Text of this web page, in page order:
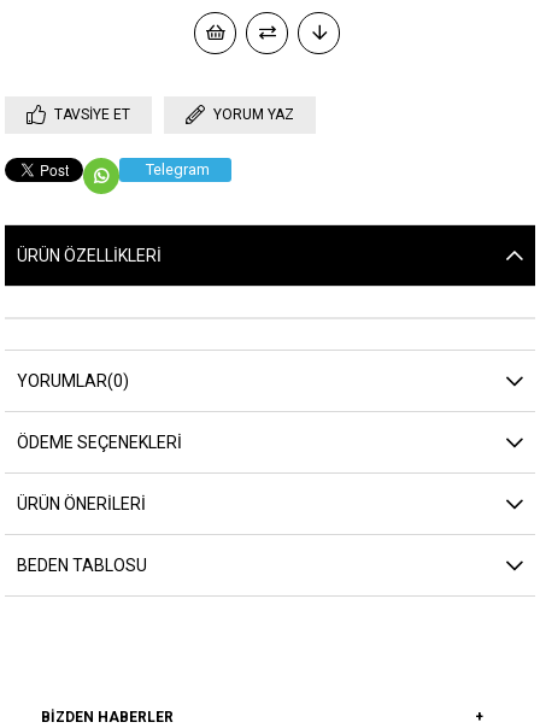
TAVSIYE ET YORUM YAZ
Telegram
ÜRÜN ÖZELLIKLERI
YORUMLAR(0)
ÖDEME SEÇENEKLERI
ÜRÜN ÖNERILERI
BEDEN TABLOSU
BIZDEN HABERLER